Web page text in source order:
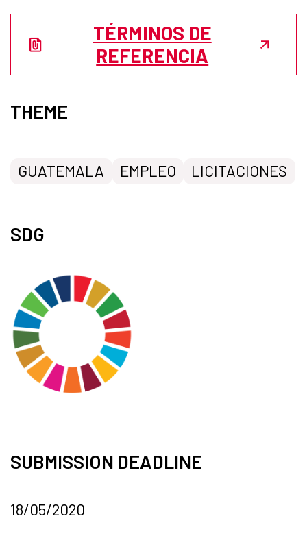
TÉRMINOS DE
REFERENCIA
THEME
GUATEMALA EMPLEO LICITACIONES
SDG
SUBMISSION DEADLINE
18/05/2020